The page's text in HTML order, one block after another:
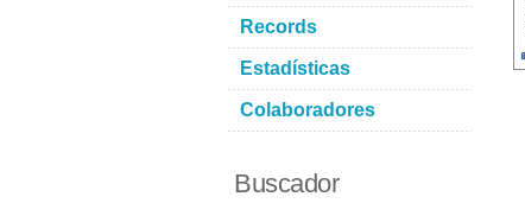
Records
Estadísticas
Colaboradores
Buscador